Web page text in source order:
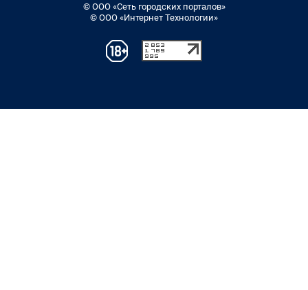
© ООО «Сеть городских порталов»
© ООО «Интернет Технологии»